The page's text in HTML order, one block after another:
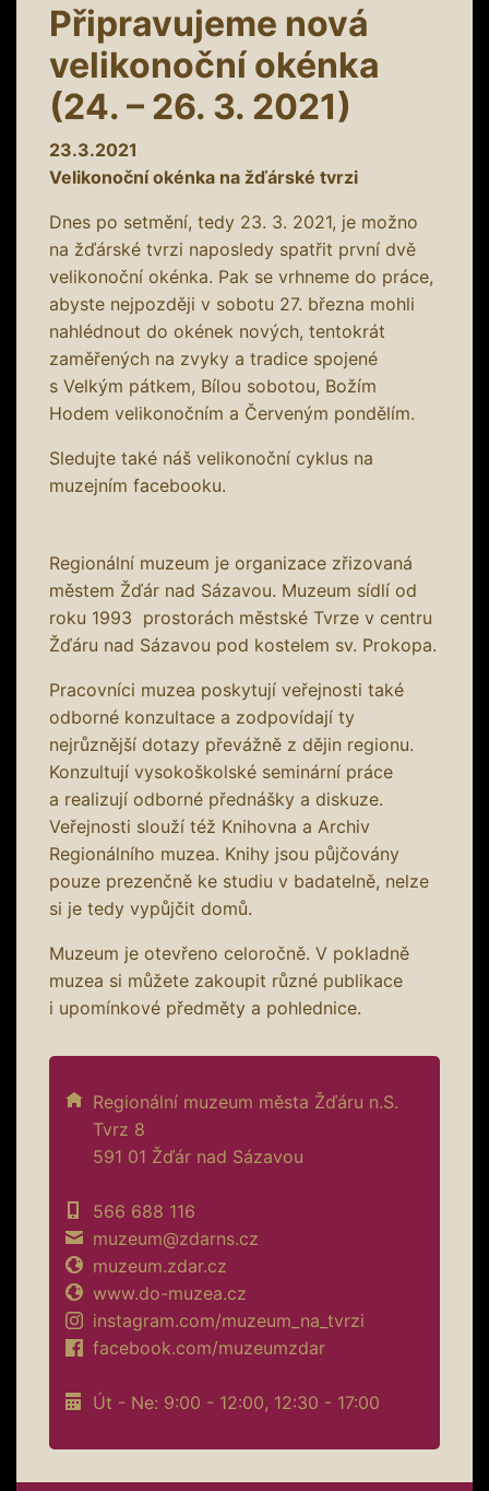
Připravujeme nová
velikonoční okénka
(24. – 26. 3. 2021)
23.3.2021
Velikonoční okénka na žďárské tvrzi
Dnes po setmění, tedy 23. 3. 2021, je možno
na žďárské tvrzi naposledy spatřit první dvě
velikonoční okénka. Pak se vrhneme do práce,
abyste nejpozději v sobotu 27. března mohli
nahlédnout do okének nových, tentokrát
zaměřených na zvyky a tradice spojené
s Velkým pátkem, Bílou sobotou, Božím
Hodem velikonočním a Červeným pondělím.
Sledujte také náš velikonoční cyklus na
muzejním facebooku.
Regionální muzeum je organizace zřizovaná
městem Žďár nad Sázavou. Muzeum sídlí od
roku 1993 prostorách městské Tvrze v centru
Žďáru nad Sázavou pod kostelem sv. Prokopa.
Pracovníci muzea poskytují veřejnosti také
odborné konzultace a zodpovídají ty
nejrůznější dotazy převážně z dějin regionu.
Konzultují vysokoškolské seminární práce
a realizují odborné přednášky a diskuze.
Veřejnosti slouží též Knihovna a Archiv
Regionálního muzea. Knihy jsou půjčovány
pouze prezenčně ke studiu v badatelně, nelze
si je tedy vypůjčit domů.
Muzeum je otevřeno celoročně. V pokladně
muzea si můžete zakoupit různé publikace
i upomínkové předměty a pohlednice.
Regionální muzeum města Žďáru n.S.
Tvrz 8
591 01 Žďár nad Sázavou
566 688 116
muzeum@zdarns.cz
muzeum.zdar.cz
www.do-muzea.cz
instagram.com/muzeum_na_tvrzi
facebook.com/muzeumzdar
Út - Ne: 9:00 - 12:00, 12:30 - 17:00